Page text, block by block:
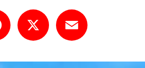
Facebook